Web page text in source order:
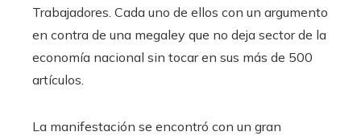
Trabajadores. Cada uno de ellos con un argumento
en contra de una megaley que no deja sector de la
economía nacional sin tocar en sus más de 500
artículos.
La manifestación se encontró con un gran